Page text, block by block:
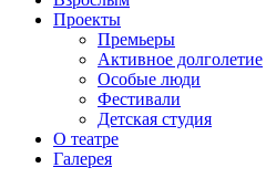
Проекты
Премьеры
Активное долголетие
Особые люди
Фестивали
Детская студия
О театре
Галерея